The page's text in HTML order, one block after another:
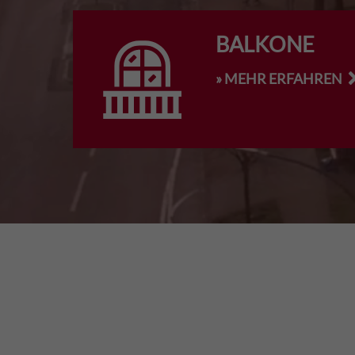
BALKONE
» MEHR ERFAHREN